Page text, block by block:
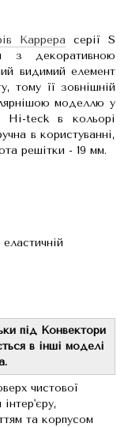
Каррера серії S
з декоративною
видимий елемент
тому її зовнішній
моделлю у
Hi-teck в кольорі
в користуванні,
решітки - 19 мм.
під Конвектори
в інші моделі
чистової
та корпусом